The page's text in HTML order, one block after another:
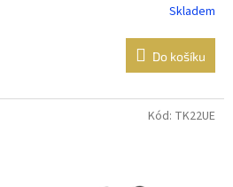
Skladem
Do košíku
Kód: TK22UE